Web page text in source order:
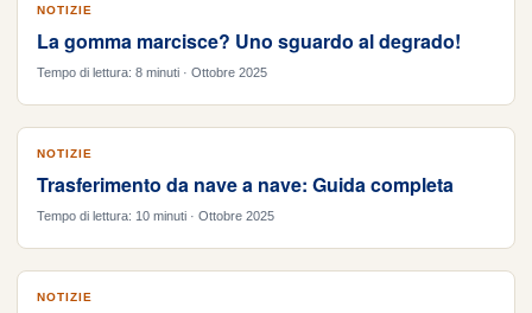
NOTIZIE
La gomma marcisce? Uno sguardo al degrado!
Tempo di lettura: 8 minuti · Ottobre 2025
NOTIZIE
Trasferimento da nave a nave: Guida completa
Tempo di lettura: 10 minuti · Ottobre 2025
NOTIZIE